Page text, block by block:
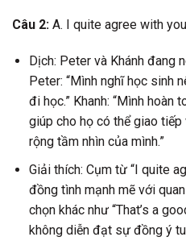
Câu 2: A. I quite agree with
Dịch: Peter và Khánh đang
Peter: “Mình nghĩ học sinh
đi học.” Khanh: “Mình hoàn
giúp cho họ có thể giao
rộng tầm nhìn của mình.”
Giải thích: Cụm từ “I quite
đồng tình mạnh mẽ với
chọn khác như “That’s a
không diễn đạt sự đồng ý